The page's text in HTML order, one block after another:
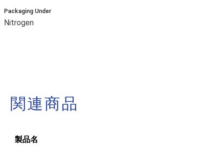
Packaging Under
Nitrogen
関連商品
製品名